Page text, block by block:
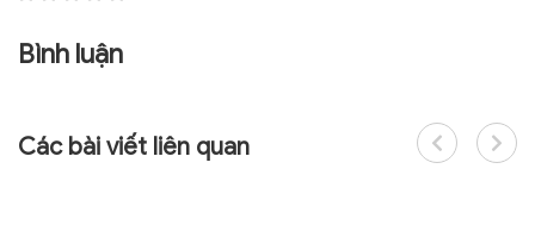
Bình luận
Các bài viết liên quan